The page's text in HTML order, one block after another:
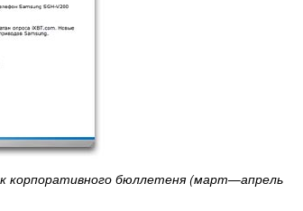
корпоративного бюллетеня (март—апрель